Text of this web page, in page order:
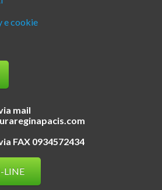
e cookie
mail
FAX 0934572434
LINE